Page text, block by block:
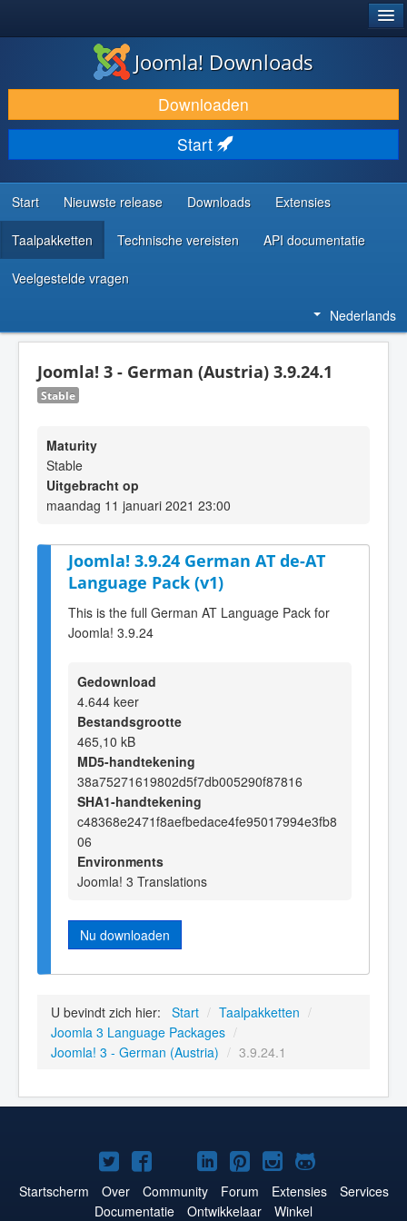
DOWNLOAD & BREID UIT
ONTDEK & LEER
COMMUNITY & ONDERSTEUNING
ONTWIKKELAARSBRONNEN
Joomla! Downloads
Downloaden
Start
Start Nieuwste release Downloads Extensies
Taalpakketten Technische vereisten API documentatie
Veelgestelde vragen
Nederlands
Joomla! 3 - German (Austria) 3.9.24.1
Stable
Maturity
Stable
Uitgebracht op
maandag 11 januari 2021 23:00
Joomla! 3.9.24 German AT de-AT
Language Pack (v1)
This is the full German AT Language Pack for
Joomla! 3.9.24
Gedownload
4.644 keer
Bestandsgrootte
465,10 kB
MD5-handtekening
38a75271619802d5f7db005290f87816
SHA1-handtekening
c48368e2471f8aefbedace4fe95017994e3fb8
06
Environments
Joomla! 3 Translations
Nu downloaden
U bevindt zich hier: Start / Taalpakketten /
Joomla 3 Language Packages /
Joomla! 3 - German (Austria) / 3.9.24.1
Joomla!
op
Joomla!
op
Joomla!
op
Joomla!
op
Joomla!
op
Joomla!
op
Joomla!
op
Startscherm Over Community Forum Extensies
Services
Documentatie
Ontwikkelaar Winkel